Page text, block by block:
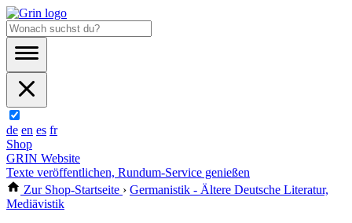
de en es fr
Shop
GRIN Website
Texte veröffentlichen, Rundum-Service genießen
Zur Shop-Startseite › Germanistik - Ältere Deutsche Literatur,
Mediävistik